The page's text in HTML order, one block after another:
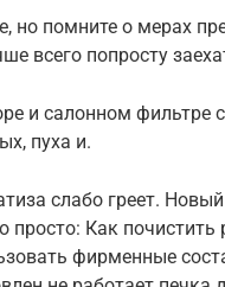
но помните о мерах
всего попросту
и салонном фильтре
пуха и.
слабо греет.
Как почистить
фирменные